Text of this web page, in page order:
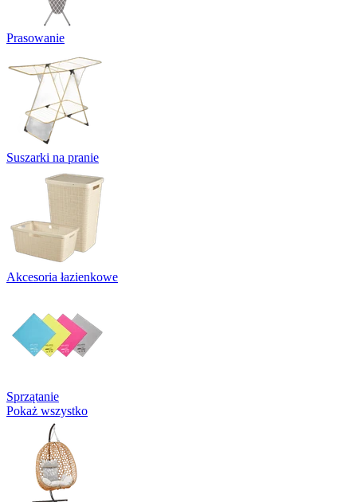
Prasowanie
Suszarki na pranie
Akcesoria łazienkowe
Sprzątanie
Pokaż wszystko